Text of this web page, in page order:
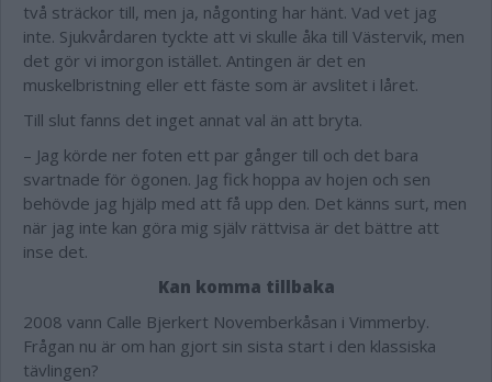
två sträckor till, men ja, någonting har hänt. Vad vet jag
inte. Sjukvårdaren tyckte att vi skulle åka till Västervik, men
det gör vi imorgon istället. Antingen är det en
muskelbristning eller ett fäste som är avslitet i låret.
Till slut fanns det inget annat val än att bryta.
– Jag körde ner foten ett par gånger till och det bara
svartnade för ögonen. Jag fick hoppa av hojen och sen
behövde jag hjälp med att få upp den. Det känns surt, men
när jag inte kan göra mig själv rättvisa är det bättre att
inse det.
Kan komma tillbaka
2008 vann Calle Bjerkert Novemberkåsan i Vimmerby.
Frågan nu är om han gjort sin sista start i den klassiska
tävlingen?